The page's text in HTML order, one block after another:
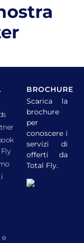
e
BROCHURE
Scarica la
brochure
per
conoscere i
servizi di
offerti da
Total Fly.